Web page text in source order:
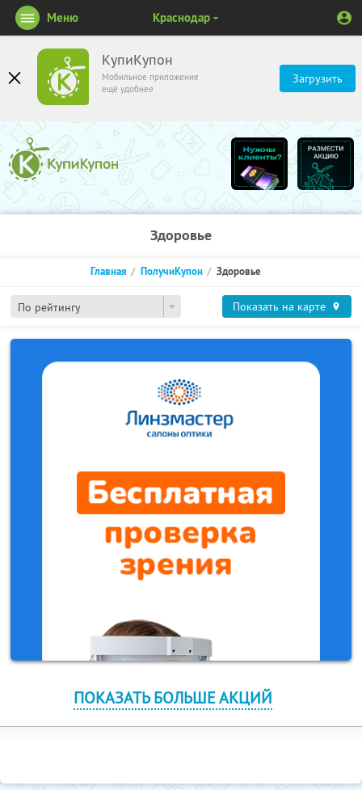
КупиКупон
Мобильное приложение
ещё удобнее
Загрузить
Меню Краснодар
Здоровье
По рейтингу
Главная ПолучиКупон Здоровье
Показать на карте
ПОКАЗАТЬ БОЛЬШЕ АКЦИЙ